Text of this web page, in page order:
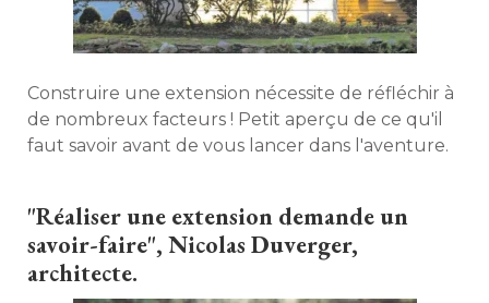
Construire une extension nécessite de réfléchir à
de nombreux facteurs ! Petit aperçu de ce qu'il
faut savoir avant de vous lancer dans l'aventure.
"Réaliser une extension demande un
savoir-faire", Nicolas Duverger,
architecte.